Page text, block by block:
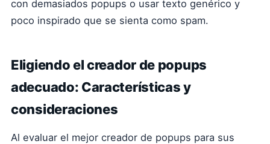
con demasiados popups o usar texto genérico y
poco inspirado que se sienta como spam.
Eligiendo el creador de popups
adecuado: Características y
consideraciones
Al evaluar el mejor creador de popups para sus